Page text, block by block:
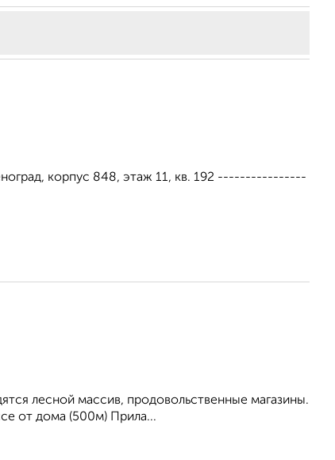
корпус 848, этаж 11, кв. 192 ----------------
лесной массив, продовольственные магазины.
от дома (500м) Прила...